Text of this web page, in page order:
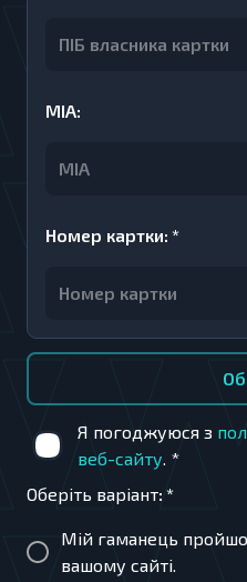
Я погоджуюся з
веб-сайту. *
Оберіть варіант: *
Мій гаманець
вашому сайті.
MIA:
Номер картки: *